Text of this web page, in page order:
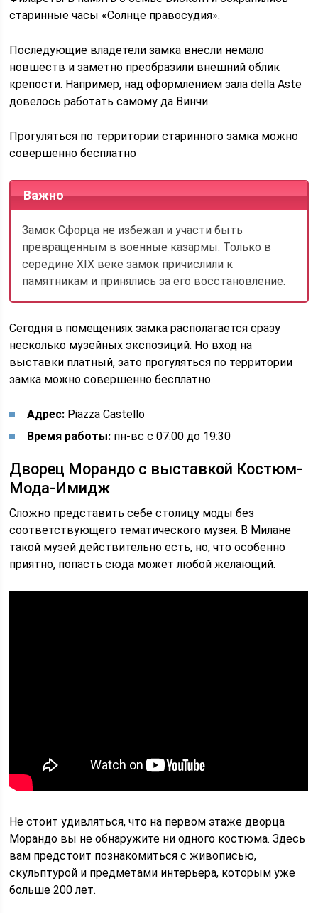
старинные часы «Солнце правосудия».
Последующие владетели замка внесли немало
новшеств и заметно преобразили внешний облик
крепости. Например, над оформлением зала della Aste
довелось работать самому да Винчи.
Прогуляться по территории старинного замка можно
совершенно бесплатно
Важно
Замок Сфорца не избежал и участи быть
превращенным в военные казармы. Только в
середине XIX веке замок причислили к
памятникам и принялись за его восстановление.
Сегодня в помещениях замка располагается сразу
несколько музейных экспозиций. Но вход на
выставки платный, зато прогуляться по территории
замка можно совершенно бесплатно.
Адрес: Piazza Castello
Время работы: пн-вс с 07:00 до 19:30
Дворец Морандо с выставкой Костюм-
Мода-Имидж
Сложно представить себе столицу моды без
соответствующего тематического музея. В Милане
такой музей действительно есть, но, что особенно
приятно, попасть сюда может любой желающий.
Не стоит удивляться, что на первом этаже дворца
Морандо вы не обнаружите ни одного костюма. Здесь
вам предстоит познакомиться с живописью,
скульптурой и предметами интерьера, которым уже
больше 200 лет.